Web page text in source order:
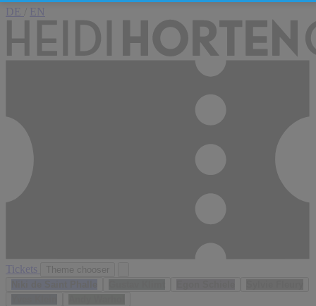
DE EN
Tickets
Theme chooser